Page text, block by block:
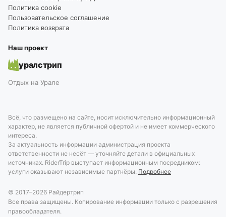
Политика cookie
Пользовательское соглашение
Политика возврата
Наш проект
уралстрип
Отдых на Урале
Всё, что размещено на сайте, носит исключительно информационный
характер, не является публичной офертой и не имеет коммерческого
интереса.
За актуальность информации администрация проекта
ответственности не несёт — уточняйте детали в официальных
источниках. RiderTrip выступает информационным посредником:
услуги оказывают независимые партнёры. Подробнее
© 2017–2026 Райдертрип
Все права защищены. Копирование информации только с разрешения
правообладателя.